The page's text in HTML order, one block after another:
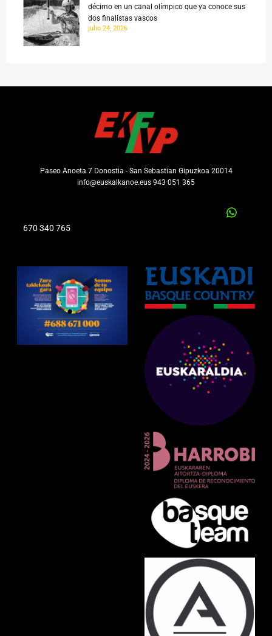
décimo en un canal olímpico que ya conoce sus
dos finalistas vascos
julio 24, 2026
Paseo Anoeta 7 Donostia - San Sebastian Gipuzkoa 20014
info@euskalkanoe.eus 943 051 365
670 340 765